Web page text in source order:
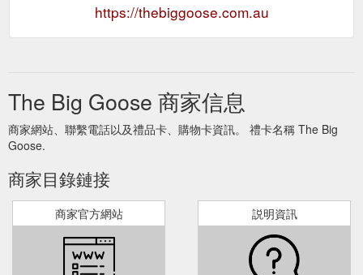
https://thebiggoose.com.au
The Big Goose 商家信息
商家網站、聯繫電話以及禮品卡、購物卡資訊。 禮卡名稱 The Big
Goose.
商家目錄鏈接
商家官方網站 説明資訊